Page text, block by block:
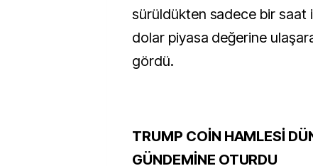
sürüldükten sadece bir saat
dolar piyasa değerine
gördü.
TRUMP COİN HAMLESİ
GÜNDEMİNE OTURDU